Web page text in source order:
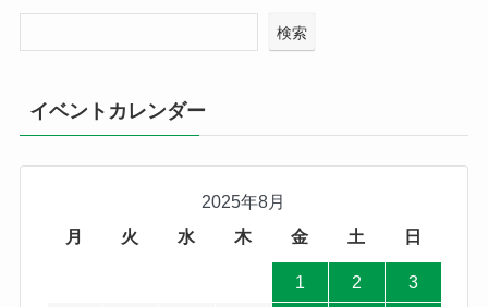
検索
イベントカレンダー
2025年8月
月
火 水 木 金 土 日
1 2 3